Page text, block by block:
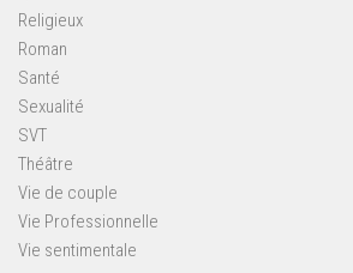
Religieux
Roman
Santé
Sexualité
SVT
Théâtre
Vie de couple
Vie Professionnelle
Vie sentimentale